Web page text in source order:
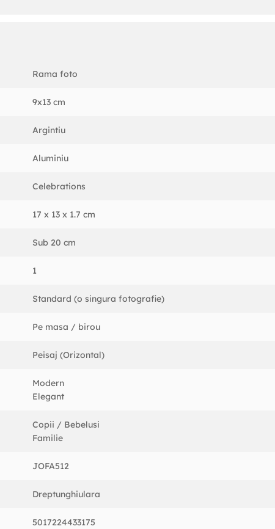
Rama foto
9x13 cm
Argintiu
Aluminiu
Celebrations
17 x 13 x 1.7 cm
Sub 20 cm
1
Standard (o singura fotografie)
Pe masa / birou
Peisaj (Orizontal)
Modern
Elegant
Copii / Bebelusi
Familie
JOFA512
Dreptunghiulara
5017224433175